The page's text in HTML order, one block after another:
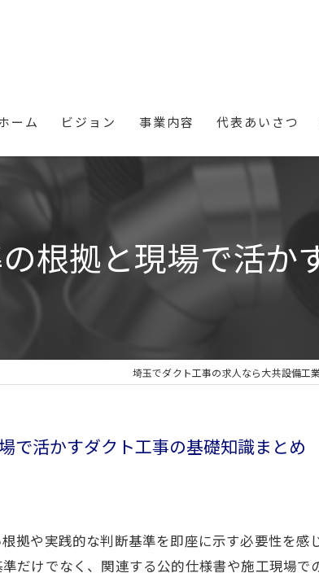
ーム ビジョン 事業内容 代表あいさつ
根拠と現場で活か
埼玉でダクト工事の求人なら大共設備工
で活かすダクト工事の基礎知識まとめ
拠や実践的な判断基準を即座に示す必要性を
だけでなく、関連する公的仕様書や施工現場